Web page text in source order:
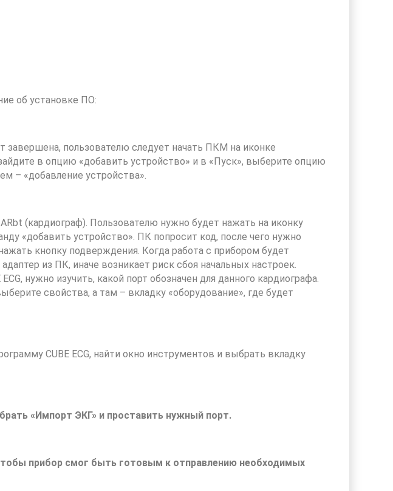
об установке ПО:
завершена, пользователю следует начать ПКМ на иконке
в опцию «добавить устройство» и в «Пуск», выберите опцию
– «добавление устройства».
(кардиограф). Пользователю нужно будет нажать на иконку
«добавить устройство». ПК попросит код, после чего нужно
кнопку подверждения. Когда работа с прибором будет
из ПК, иначе возникает риск сбоя начальных настроек.
нужно изучить, какой порт обозначен для данного кардиографа.
свойства, а там – вкладку «оборудование», где будет
CUBE ECG, найти окно инструментов и выбрать вкладку
«Импорт ЭКГ» и проставить нужный порт.
прибор смог быть готовым к отправлению необходимых